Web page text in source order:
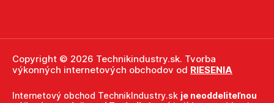
Internetový obchod TechnikIndustry.sk je neoddeliteľnou
Copyright © 2026 Technikindustry.sk. Tvorba
výkonných internetových obchodov od RIESENIA